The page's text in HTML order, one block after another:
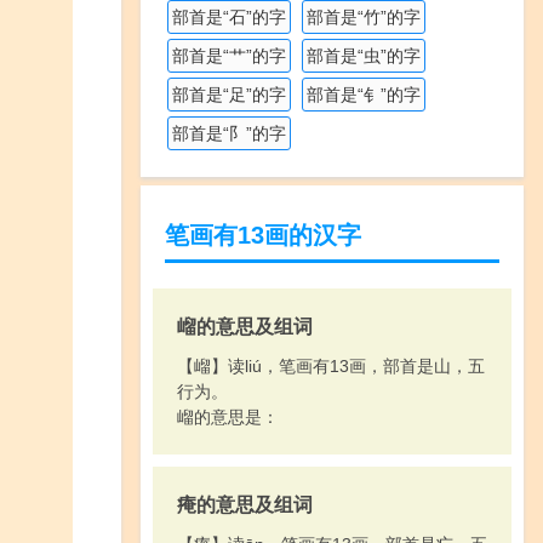
部首是“石”的字
部首是“竹”的字
部首是“艹”的字
部首是“虫”的字
部首是“足”的字
部首是“钅”的字
部首是“阝”的字
笔画有13画的汉字
嵧的意思及组词
【嵧】读liú，笔画有13画，部首是山，五
行为。
嵧的意思是：
痷的意思及组词